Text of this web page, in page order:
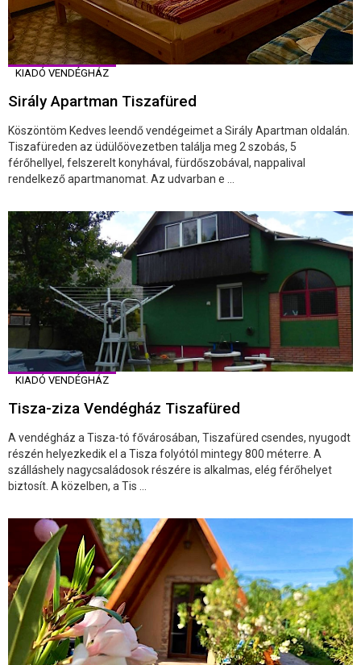
KIADÓ VENDÉGHÁZ
Sirály Apartman Tiszafüred
Köszöntöm Kedves leendő vendégeimet a Sirály Apartman oldalán.
Tiszafüreden az üdülőövezetben találja meg 2 szobás, 5
férőhellyel, felszerelt konyhával, fürdőszobával, nappalival
rendelkező apartmanomat. Az udvarban e ...
KIADÓ VENDÉGHÁZ
Tisza-ziza Vendégház Tiszafüred
A vendégház a Tisza-tó fővárosában, Tiszafüred csendes, nyugodt
részén helyezkedik el a Tisza folyótól mintegy 800 méterre. A
szálláshely nagycsaládosok részére is alkalmas, elég férőhelyet
biztosít. A közelben, a Tis ...